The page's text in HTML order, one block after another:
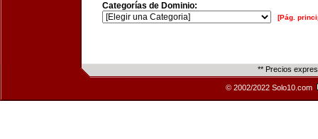
Categorías de Dominio:
[Pág.
** Precios
© 2002/2022 Solo10.com